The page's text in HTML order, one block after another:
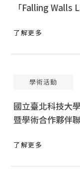
「Falling Walls
了解更多
學術活動
國立臺北科技大
暨學術合作夥伴
了解更多